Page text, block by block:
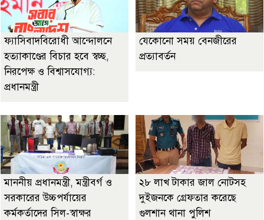
ফ্যাসিবাদবিরোধী আন্দোলনে
হত্যাকাণ্ডের বিচার হবে স্বচ্ছ,
নিরপেক্ষ ও বিশ্বাসযোগ্য:
প্রধানমন্ত্রী
যেকোনো সময় বেনজীরের
প্রত্যাবর্তন
মাননীয় প্রধানমন্ত্রী, মন্ত্রীবর্গ ও
সরকারের উচ্চপর্যায়ের
কর্মকর্তাদের সিল-স্বাক্ষর
২৮ লাখ টাকার জাল নোটসহ
দুইজনকে গ্রেফতার করেছে
গুলশান থানা পুলিশ